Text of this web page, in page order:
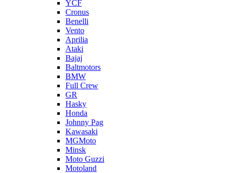
YCF
Cronus
Benelli
Vento
Aprilia
Ataki
Bajaj
Baltmotors
BMW
Full Crew
GR
Hasky
Honda
Johnny Pag
Kawasaki
MGMoto
Minsk
Moto Guzzi
Motoland